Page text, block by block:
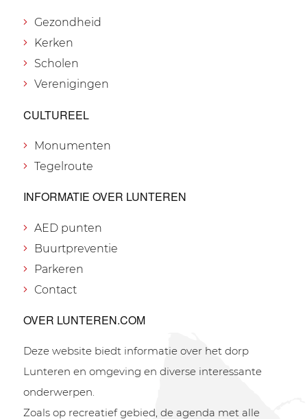
Gezondheid
Kerken
Scholen
Verenigingen
CULTUREEL
Monumenten
Tegelroute
INFORMATIE OVER LUNTEREN
AED punten
Buurtpreventie
Parkeren
Contact
OVER LUNTEREN.COM
Deze website biedt informatie over het dorp
Lunteren en omgeving en diverse interessante
onderwerpen.
Zoals op recreatief gebied, de agenda met alle